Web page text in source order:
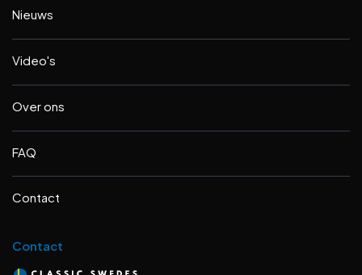
Nieuws
Video's
Over ons
FAQ
Contact
Contact